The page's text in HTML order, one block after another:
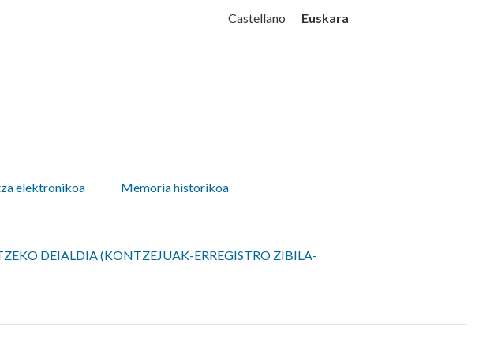
Castellano Euskara
elektronikoa Memoria historikoa
DEIALDIA (KONTZEJUAK-ERREGISTRO ZIBILA-